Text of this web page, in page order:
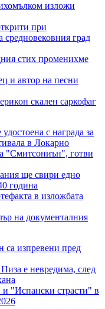
изложи
при
средновековния град
стих променихме
и автор на песни
скален саркофаг
с награда за
в Локарно
"Смитсониън", готви
ще свири едно
година
в изложбата
на документалния
са изпревени пред
е невредима, след
"Испански страсти" в